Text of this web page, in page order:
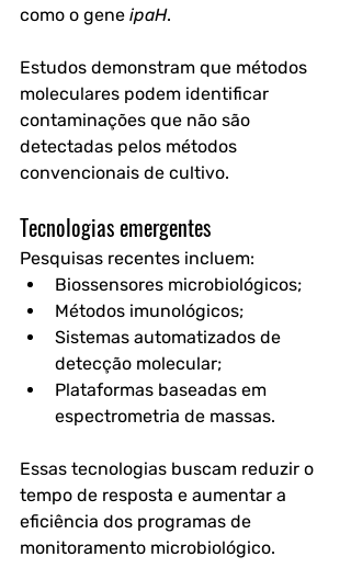
como o gene ipaH.
Estudos demonstram que métodos
moleculares podem identificar
contaminações que não são
detectadas pelos métodos
convencionais de cultivo.
Tecnologias emergentes
Pesquisas recentes incluem:
Biossensores microbiológicos;
Métodos imunológicos;
Sistemas automatizados de
detecção molecular;
Plataformas baseadas em
espectrometria de massas.
Essas tecnologias buscam reduzir o
tempo de resposta e aumentar a
eficiência dos programas de
monitoramento microbiológico.